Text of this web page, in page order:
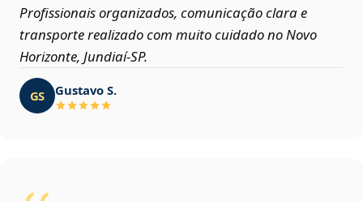
Profissionais organizados, comunicação clara e
transporte realizado com muito cuidado no Novo
Horizonte, Jundiaí‑SP.
GS Gustavo S.